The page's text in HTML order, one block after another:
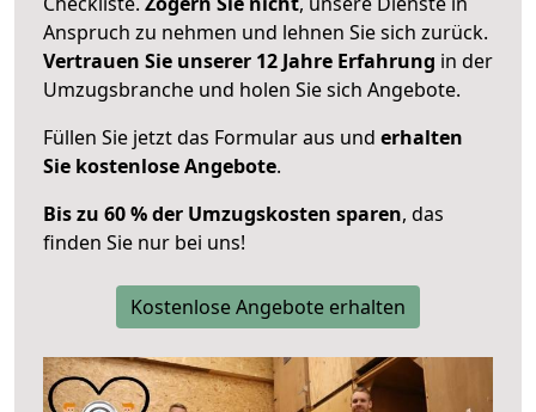
Anspruch zu nehmen und lehnen Sie sich zurück.
Vertrauen Sie unserer 12 Jahre Erfahrung in der
Umzugsbranche und holen Sie sich Angebote.
Füllen Sie jetzt das Formular aus und erhalten
Sie kostenlose Angebote.
Bis zu 60 % der Umzugskosten sparen, das
finden Sie nur bei uns!
Kostenlose Angebote erhalten